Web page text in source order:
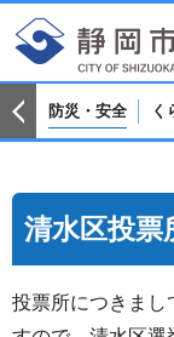
防災・安全 く
清水区投票
投票所につきまし